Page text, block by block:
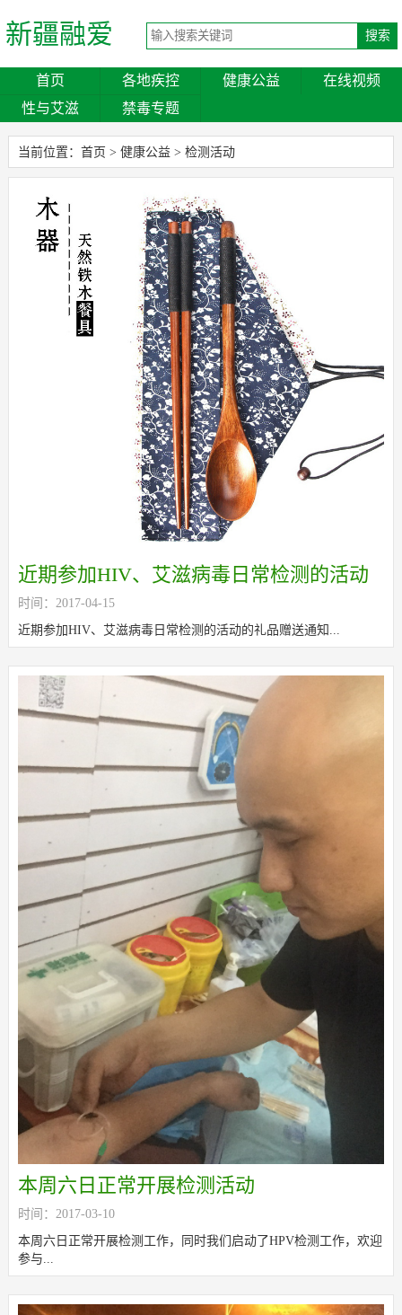
新疆融爱
首页 各地疾控 健康公益
在线视频
性与艾滋
禁毒专题
当前位置： 首页 > 健康公益 > 检测活动
近期参加HIV、艾滋病毒日常检测的活动
的礼品赠送通知
时间：2017-04-15
近期参加HIV、艾滋病毒日常检测的活动的礼品赠送通知...
本周六日正常开展检测活动
时间：2017-03-10
本周六日正常开展检测工作，同时我们启动了HPV检测工作，欢迎
参与...